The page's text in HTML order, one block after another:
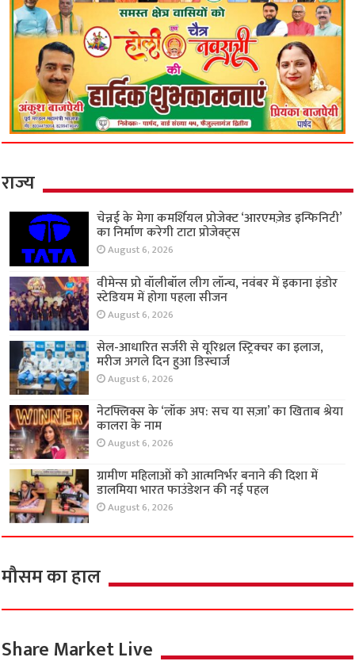
राज्य
चेन्नई के मेगा कमर्शियल प्रोजेक्ट ‘आरएमज़ेड इन्फिनिटी’
का निर्माण करेगी टाटा प्रोजेक्ट्स
August 6, 2026
वीमेन्स प्रो वॉलीबॉल लीग लॉन्च, नवंबर में इकाना इंडोर
स्टेडियम में होगा पहला सीजन
August 6, 2026
सेल-आधारित सर्जरी से यूरिथ्रल स्ट्रिक्चर का इलाज,
मरीज अगले दिन हुआ डिस्चार्ज
August 6, 2026
नेटफ्लिक्स के ‘लॉक अप: सच या सज़ा’ का खिताब श्रेया
कालरा के नाम
August 6, 2026
ग्रामीण महिलाओं को आत्मनिर्भर बनाने की दिशा में
डालमिया भारत फाउंडेशन की नई पहल
August 6, 2026
मौसम का हाल
Share Market Live